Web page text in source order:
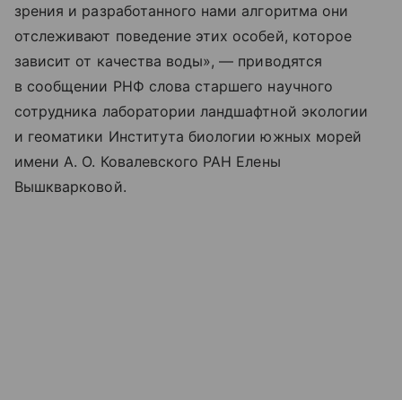
зрения и разработанного нами алгоритма они
отслеживают поведение этих особей, которое
зависит от качества воды», — приводятся
в сообщении РНФ слова старшего научного
сотрудника лаборатории ландшафтной экологии
и геоматики Института биологии южных морей
имени А. О. Ковалевского РАН Елены
Вышкварковой.